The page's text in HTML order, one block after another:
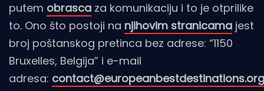
putem obrasca za komunikaciju i to je otprilike
to. Ono što postoji na njihovim stranicama jest
broj poštanskog pretinca bez adrese: “1150
Bruxelles, Belgija” i e-mail
adresa: contact@europeanbestdestinations.org